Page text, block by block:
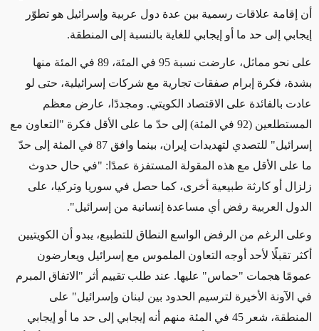
أن إقامة علاقات رسمية بين عدة دول عربية وإسرائيل هو تطوّر
إيجابي إلى حد ما أو إيجابي للغاية بالنسبة إلى المنطقة.
على نحو مماثل، عارضت نسبة 95 في المئة، 89 في المئة منها
بشدة، فكرة إبرام صفقات تجارية مع شركات إسرائيلية، حتى لو
عادت بالفائدة على الاقتصاد الكويتي. ومجددًا، عارض معظم
المستطلعين (92 في المئة) إلى حدّ ما على الأقل فكرة "التعاون مع
إسرائيل" للتصدي لتهديدات إيران، بينما وافق 87 في المئة إلى حدّ
ما على الأقل مع هذه المقولة المستفزة عمدًا: "في حال حدوث
زلزال أو كارثة طبيعية أخرى، كما حصل في سوريا وتركيا، على
الدول العربية رفض أي مساعدة إنسانية من إسرائيل".
وعلى الرغم من الرفض الواسع النطاق للتطبيع، يبدو أن الكويتيين
أكثر تقبلًا لأحد أوجه التعاون الملموس مع إسرائيل ويعارضون
عمومًا هجمات "حماس" عليها. عند طلب تقييم أثر "الاتفاق المبرم
في الآونة الأخيرة لترسيم الحدود بين لبنان وإسرائيل" على
المنطقة، شعر 45 في المئة منهم أنه إيجابي إلى حد ما أو إيجابي